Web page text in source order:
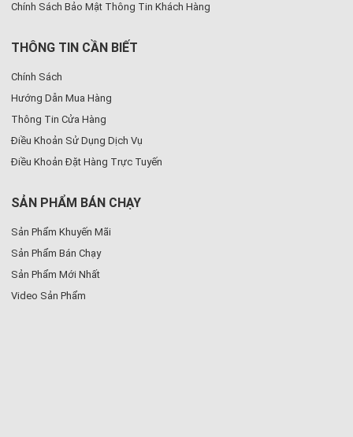
Chính Sách Bảo Mật Thông Tin Khách Hàng
THÔNG TIN CẦN BIẾT
Chính Sách
Hướng Dẫn Mua Hàng
Thông Tin Cửa Hàng
Điều Khoản Sử Dụng Dịch Vụ
Điều Khoản Đặt Hàng Trực Tuyến
SẢN PHẨM BÁN CHẠY
Sản Phẩm Khuyến Mãi
Sản Phẩm Bán Chạy
Sản Phẩm Mới Nhất
Video Sản Phẩm